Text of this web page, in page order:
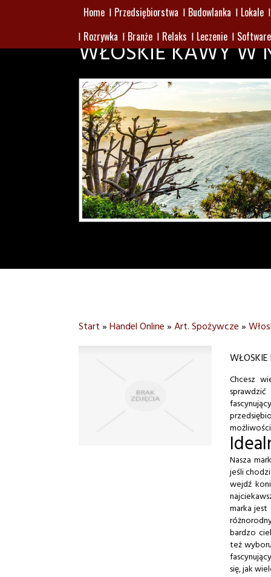
Home Przedsiębiorstwa Budowlanka
Lokale
Rozrywka
Branże Relaks Leczenie Software
WŁOSKIE KAWY W
Start»Handel Online»Art. Spożywcze»
Chcesz
Nasza
jeśli
wejdź
marka
bardzo
też
się, jak